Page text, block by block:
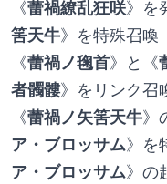
《蕾禍繚乱狂咲》を
筈天牛》を特殊召喚
《蕾禍ノ毱首》と《
者髑髏》をリンク召
《蕾禍ノ矢筈天牛》
ア・ブロッサム》を
ア・ブロッサム》の